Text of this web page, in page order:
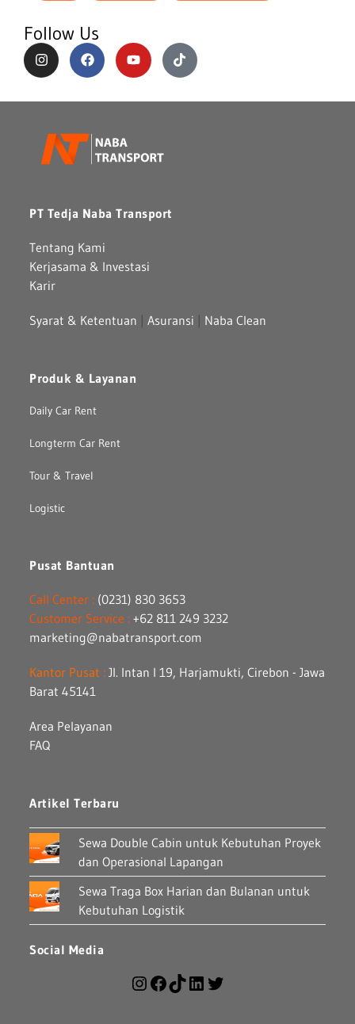
Follow Us
PT Tedja Naba Transport
Tentang Kami
Kerjasama & Investasi
Karir
Syarat & Ketentuan |Asuransi | Naba Clean
Produk & Layanan
Daily Car Rent
Longterm Car Rent
Tour & Travel
Logistic
Pusat Bantuan
Call Center : (0231) 830 3653
Customer Service : +62 811 249 3232
marketing@nabatransport.com
Kantor Pusat : Jl. Intan I 19, Harjamukti, Cirebon - Jawa
Barat 45141
Area Pelayanan
FAQ
Artikel Terbaru
Sewa Double Cabin untuk Kebutuhan Proyek
dan Operasional Lapangan
Sewa Traga Box Harian dan Bulanan untuk
Kebutuhan Logistik
Social Media